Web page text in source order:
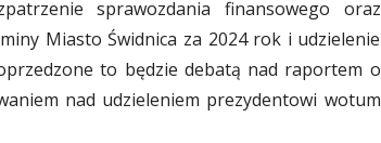
sprawozdania finansowego oraz
Miasto Świdnica za 2024 rok i udzielenie
to będzie debatą nad raportem o
nad udzieleniem prezydentowi wotum